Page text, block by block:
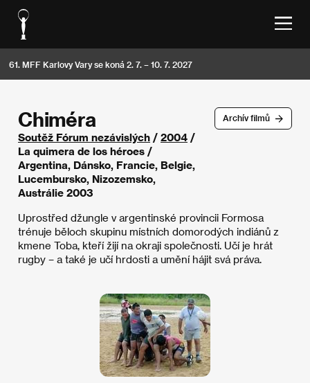
61. MFF Karlovy Vary se koná 2. 7. – 10. 7. 2027
Archív filmů
Chiméra
Soutěž Fórum nezávislých / 2004 /
La quimera de los héroes /
Argentina, Dánsko, Francie, Belgie,
Lucembursko, Nizozemsko,
Austrálie 2003
Uprostřed džungle v argentinské provincii Formosa
trénuje běloch skupinu místních domorodých indiánů z
kmene Toba, kteří žijí na okraji společnosti. Učí je hrát
rugby – a také je učí hrdosti a umění hájit svá práva.